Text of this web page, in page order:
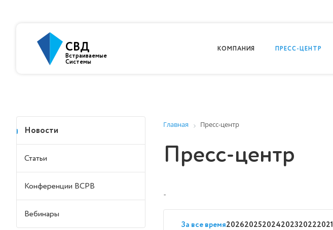
СВД
Встраиваемые
Системы
КОМПАНИЯ ПРЕСС-ЦЕНТР
Главная Пресс-центр
Пресс-центр
-
За все время202620252024202320222021
Новости
Статьи
Конференции ВСРВ
Вебинары